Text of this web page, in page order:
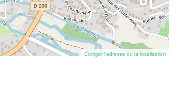
Corriger l’adresse ou la localisation